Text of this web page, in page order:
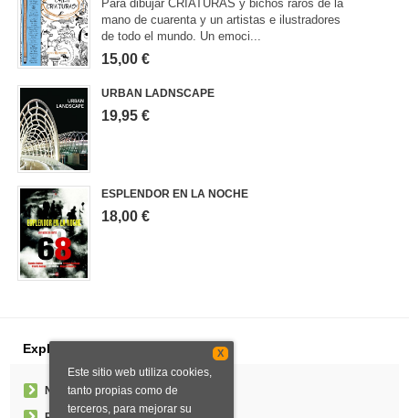
Para dibujar CRIATURAS y bichos raros de la
mano de cuarenta y un artistas e ilustradores
de todo el mundo. Un emoci...
15,00 €
URBAN LADNSCAPE
19,95 €
ESPLENDOR EN LA NOCHE
18,00 €
Explorar
Noticias
X
Este sitio web utiliza cookies,
tanto propias como de
terceros, para mejorar su